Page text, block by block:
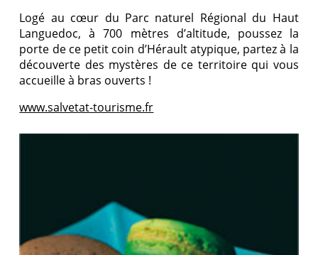
Logé au cœur du Parc naturel Régional du Haut
Languedoc, à 700 mètres d’altitude, poussez la
porte de ce petit coin d’Hérault atypique, partez à la
découverte des mystères de ce territoire qui vous
accueille à bras ouverts !
www.salvetat-tourisme.fr